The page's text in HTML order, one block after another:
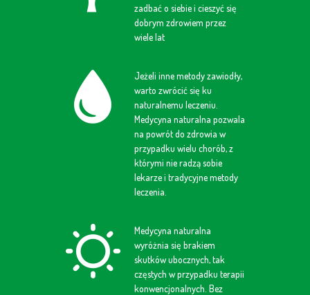
zadbać o siebie i cieszyć się
dobrym zdrowiem przez
wiele lat
Jeżeli inne metody zawiodły,
warto zwrócić się ku
naturalnemu leczeniu.
Medycyna naturalna pozwala
na powrót do zdrowia w
przypadku wielu chorób, z
którymi nie radzą sobie
lekarze i tradycyjne metody
leczenia.
Medycyna naturalna
wyróżnia się brakiem
skutków ubocznych, tak
częstych w przypadku terapii
konwencjonalnych. Bez